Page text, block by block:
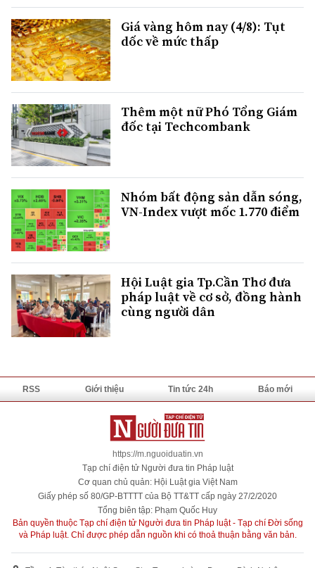
Giá vàng hôm nay (4/8): Tụt
dốc về mức thấp
Thêm một nữ Phó Tổng Giám
đốc tại Techcombank
Nhóm bất động sản dẫn sóng,
VN-Index vượt mốc 1.770 điểm
Hội Luật gia Tp.Cần Thơ đưa
pháp luật về cơ sở, đồng hành
cùng người dân
RSS Giới thiệu Tin tức 24h Báo mới
https://m.nguoiduatin.vn
Tạp chí điện tử Người đưa tin Pháp luật
Cơ quan chủ quản: Hội Luật gia Việt Nam
Giấy phép số 80/GP-BTTTT của Bộ TT&TT cấp ngày 27/2/2020
Tổng biên tập: Phạm Quốc Huy
Bản quyền thuộc Tạp chí điện tử Người đưa tin Pháp luật - Tạp chí Đời sống
và Pháp luật. Chỉ được phép dẫn nguồn khi có thoả thuận bằng văn bản.